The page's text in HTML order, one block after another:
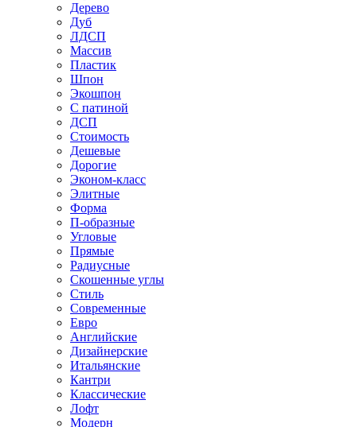
Дерево
Дуб
ЛДСП
Массив
Пластик
Шпон
Экошпон
С патиной
ДСП
Стоимость
Дешевые
Дорогие
Эконом-класс
Элитные
Форма
П-образные
Угловые
Прямые
Радиусные
Скошенные углы
Стиль
Современные
Евро
Английские
Дизайнерские
Итальянские
Кантри
Классические
Лофт
Модерн